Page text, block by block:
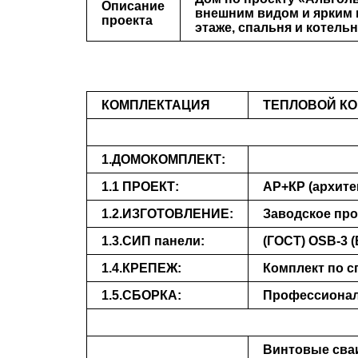
Описание
проекта
внешним видом и ярким
этаже, спальня и
КОМПЛЕКТАЦИЯ ТЕПЛОВОЙ
1.ДОМОКОМПЛЕКТ:
1.1 ПРОЕКТ:
АР+КР
1.2.ИЗГОТОВЛЕНИЕ:
Заводское
1.3.СИП панели:
(ГОСТ) ОSB-3
1.4.КРЕПЕЖ:
Комплект по
1.5.СБОРКА:
Винтовые